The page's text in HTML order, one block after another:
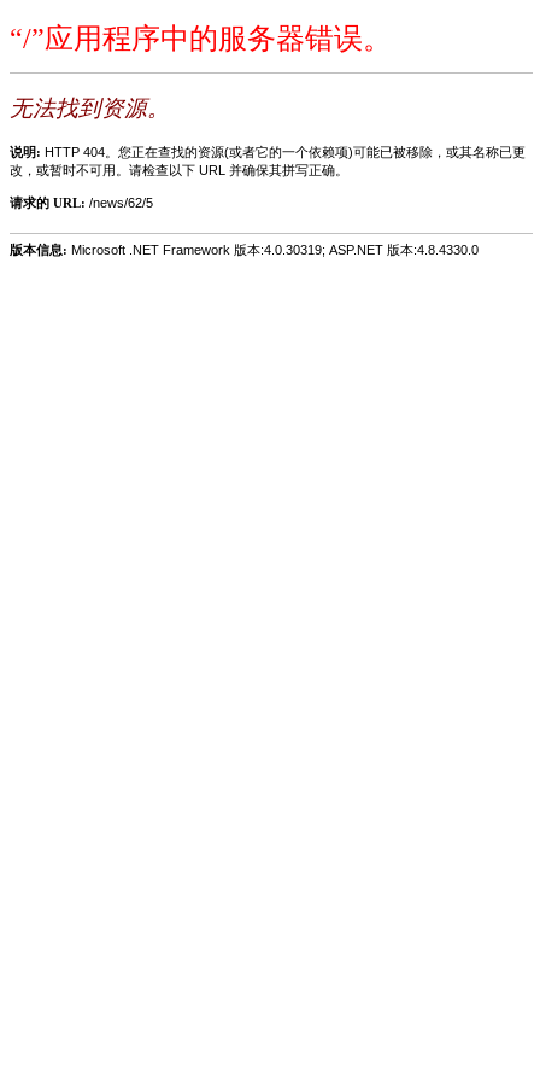
“/”应用程序中的服务器错误。
无法找到资源。
说明: HTTP 404。您正在查找的资源(或者它的一个依赖项)可能已被移除，或其名称已更
改，或暂时不可用。请检查以下 URL 并确保其拼写正确。
请求的 URL: /news/62/5
版本信息: Microsoft .NET Framework 版本:4.0.30319; ASP.NET 版本:4.8.4330.0